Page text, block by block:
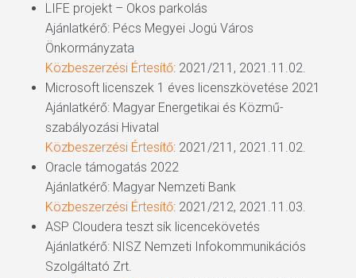
LIFE projekt – Okos parkolás
Ajánlatkérő: Pécs Megyei Jogú Város
Önkormányzata
Közbeszerzési Értesítő: 2021/211, 2021.11.02.
Microsoft licenszek 1 éves licenszkövetése 2021
Ajánlatkérő: Magyar Energetikai és Közmű-
szabályozási Hivatal
Közbeszerzési Értesítő: 2021/211, 2021.11.02.
Oracle támogatás 2022
Ajánlatkérő: Magyar Nemzeti Bank
Közbeszerzési Értesítő: 2021/212, 2021.11.03.
ASP Cloudera teszt sík licencekövetés
Ajánlatkérő: NISZ Nemzeti Infokommunikációs
Szolgáltató Zrt.